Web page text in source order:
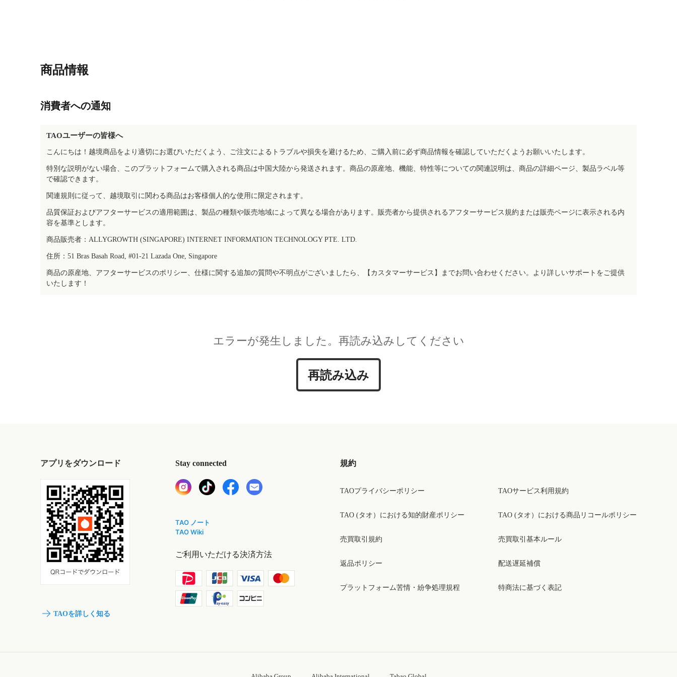
商品情報
消費者への通知
TAOユーザーの皆様へ
こんにちは！越境商品をより適切にお選びいただくよう、ご注文によるトラブルや損失を避けるため、ご購入前に必ず商品情報を確認していただくようお願いいたします。
特別な説明がない場合、このプラットフォームで購入される商品は中国大陸から発送されます。商品の原産地、機能、特性等についての関連説明は、商品の詳細ページ、製品ラベル等
で確認できます。
関連規則に従って、越境取引に関わる商品はお客様個人的な使用に限定されます。
品質保証およびアフターサービスの適用範囲は、製品の種類や販売地域によって異なる場合があります。販売者から提供されるアフターサービス規約または販売ページに表示される内
容を基準とします。
商品販売者：ALLYGROWTH (SINGAPORE) INTERNET INFORMATION TECHNOLOGY PTE. LTD.
住所：51 Bras Basah Road, #01-21 Lazada One, Singapore
商品の原産地、アフターサービスのポリシー、仕様に関する追加の質問や不明点がございましたら、【カスタマーサービス】までお問い合わせください。より詳しいサポートをご提供
いたします！
エラーが発生しました。再読み込みしてください
再読み込み
アプリをダウンロード
TAOを詳しく知る
Stay connected
TAO ノート
TAO Wiki
ご利用いただける決済方法
規約
TAOプライバシーポリシー
TAO (タオ）における知的財産ポリシー
売買取引規約
返品ポリシー
プラットフォーム苦情・紛争処理規程
TAOサービス利用規約
TAO (タオ）における商品リコールポリシー
売買取引基本ルール
配送遅延補償
特商法に基づく表記